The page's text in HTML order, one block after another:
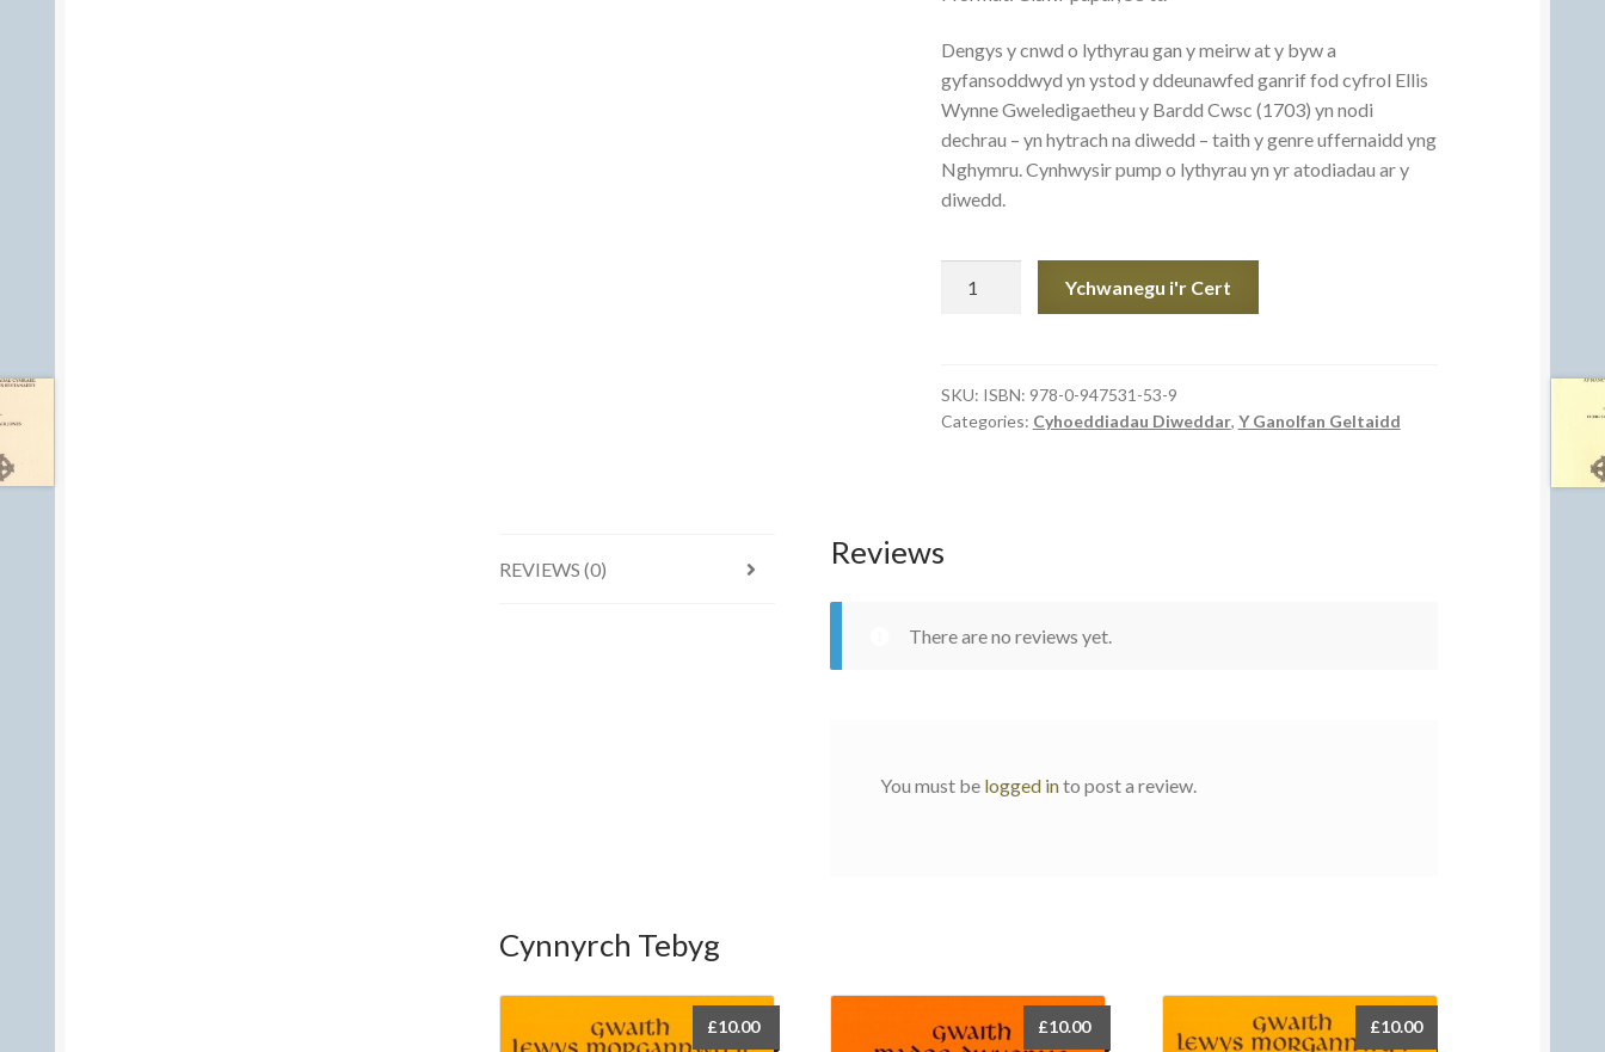
Dengys y cnwd o lythyrau gan y meirw at y byw a
gyfansoddwyd yn ystod y ddeunawfed ganrif fod cyfrol Ellis
Wynne Gweledigaetheu y Bardd Cwsc (1703) yn nodi
dechrau – yn hytrach na diwedd – taith y genre uffernaidd yng
Nghymru. Cynhwysir pump o lythyrau yn yr atodiadau ar y
diwedd.
at
y
Ychwanegu i'r Cert
SKU: ISBN: 978-0-947531-53-9
Categories: Cyhoeddiadau Diweddar, Y Ganolfan Geltaidd
REVIEWS (0) Reviews
There are no reviews yet.
You must be logged into post a review.
Cynnyrch Tebyg
£10.00 £10.00 £10.00